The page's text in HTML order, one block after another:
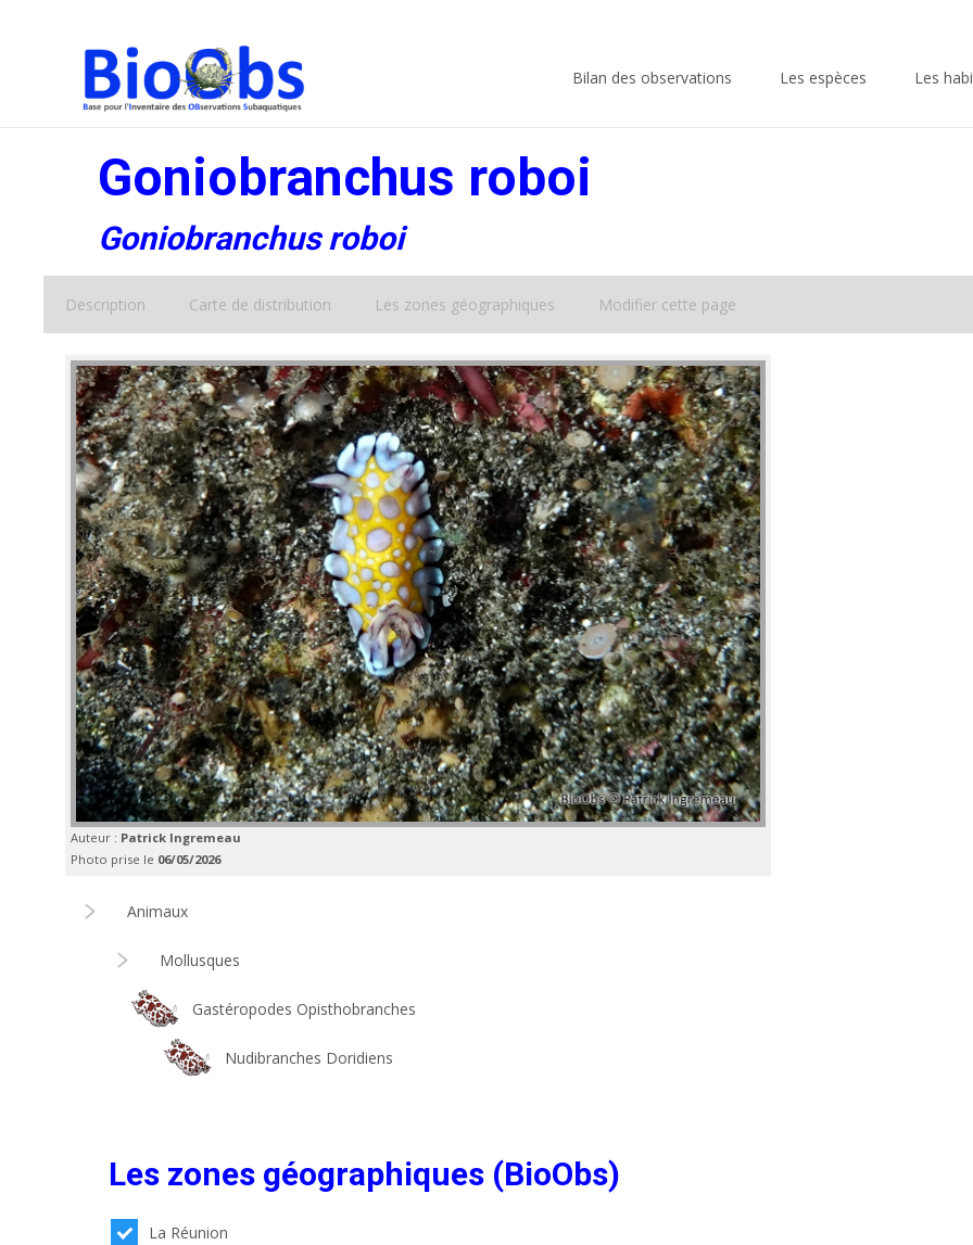
Bilan des observations Les espèces Les
Goniobranchus roboi
Goniobranchus roboi
Description Carte de distribution Les zones géographiques Modifier cette page
Auteur : Patrick Ingremeau
Photo prise le 06/05/2026
Animaux
Mollusques
Gastéropodes Opisthobranches
Nudibranches Doridiens
Les zones géographiques (BioObs)
La Réunion